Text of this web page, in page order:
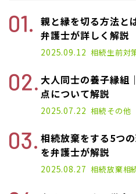
親と縁を切る方法と
弁護士が詳しく解説
2025.03.10
2025.09.12 相続生前対
大人同士の養子縁組
点について解説
2025.03.19
2025.07.22 相続その他
相続放棄をする5つ
を弁護士が解説
2023.04.05
2025.08.27 相続放棄相